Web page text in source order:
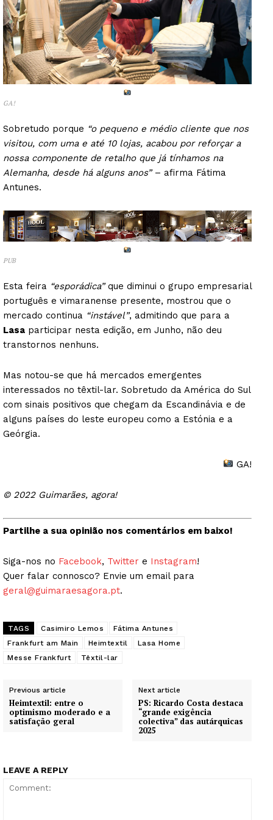
GA!
Sobretudo porque “o pequeno e médio cliente que nos
visitou, com uma e até 10 lojas, acabou por reforçar a
nossa componente de retalho que já tínhamos na
Alemanha, desde há alguns anos”– afirma Fátima
Antunes.
PUB
Esta feira “esporádica”que diminui o grupo empresarial
português e vimaranense presente, mostrou que o
mercado continua “instável”, admitindo que para a
Lasa participar nesta edição, em Junho, não deu
transtornos nenhuns.
Mas notou-se que há mercados emergentes
interessados no têxtil-lar. Sobretudo da América do Sul
com sinais positivos que chegam da Escandinávia e de
alguns países do leste europeu como a Estónia e a
Geórgia.
GA!
© 2022 Guimarães, agora!
Partilhe a sua opinião nos comentários em baixo!
Siga-nos no Facebook, Twitter e Instagram!
Quer falar connosco? Envie um email para
geral@guimaraesagora.pt.
TAGS Casimiro Lemos
Fátima Antunes
Frankfurt am Main
Heimtextil
Lasa Home
Messe Frankfurt
Têxtil-lar
Previous article
Heimtextil: entre o
optimismo moderado e a
satisfação geral
Next article
PS: Ricardo Costa destaca
“grande exigência
colectiva” das autárquicas
2025
LEAVE A REPLY